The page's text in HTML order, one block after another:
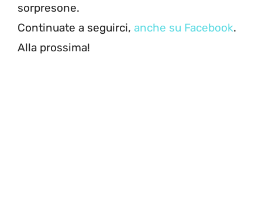
sorpresone.
Continuate a seguirci, anche su Facebook.
Alla prossima!